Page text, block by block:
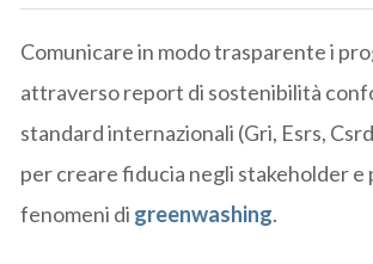
Comunicare in modo trasparente i
attraverso report di sostenibilità
standard internazionali (Gri, Esrs,
per creare fiducia negli stakeholder e
fenomeni di greenwashing.